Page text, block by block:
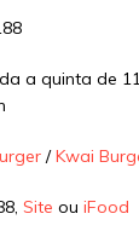
a quinta de
/Kwai
Site ou iFood